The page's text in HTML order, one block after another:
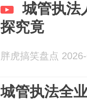
城管执法
探究竟
胖虎搞笑盘点
城管执法全